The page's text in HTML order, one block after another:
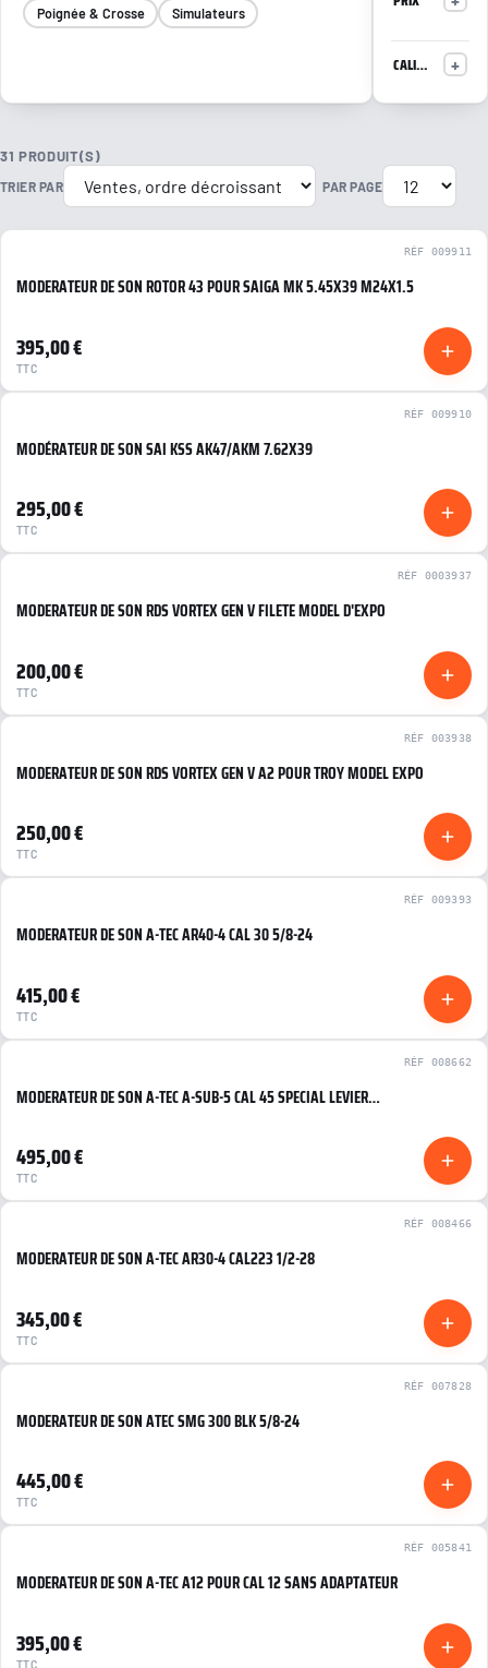
Poignée & Crosse
Simulateurs
CALIBRE
31 PRODUIT(S)
TRIER PAR PAR PAGE
RÉF 009911
NOUVEAU
MODERATEUR DE SON ROTOR 43 POUR SAIGA MK 5.45X39 M24X1.5
395,00 €
TTC
RÉF 009910
NOUVEAU
MODÉRATEUR DE SON SAI KSS AK47/AKM 7.62X39
295,00 €
TTC
RÉF 0003937
NOUVEAU
MODERATEUR DE SON RDS VORTEX GEN V FILETE MODEL D'EXPO
200,00 €
TTC
RÉF 003938
NOUVEAU
MODERATEUR DE SON RDS VORTEX GEN V A2 POUR TROY MODEL EXPO
250,00 €
TTC
RÉF 009393
MODERATEUR DE SON A-TEC AR40-4 CAL 30 5/8-24
415,00 €
TTC
RÉF 008662
MODERATEUR DE SON A-TEC A-SUB-5 CAL 45 SPECIAL LEVIER…
495,00 €
TTC
RÉF 008466
MODERATEUR DE SON A-TEC AR30-4 CAL223 1/2-28
345,00 €
TTC
RÉF 007828
MODERATEUR DE SON ATEC SMG 300 BLK 5/8-24
445,00 €
TTC
RÉF 005841
MODERATEUR DE SON A-TEC A12 POUR CAL 12 SANS ADAPTATEUR
395,00 €
TTC